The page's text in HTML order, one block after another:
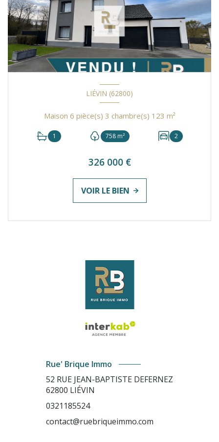
LIÉVIN (62800)
Maison 6 pièce(s) 3 chambre(s) 123 m²
1 758 m² 2
326 000 €
VOIR LE BIEN
Rue' Brique Immo
52 RUE JEAN-BAPTISTE DEFERNEZ
62800 LIÉVIN
0321185524
contact@ruebriqueimmo.com